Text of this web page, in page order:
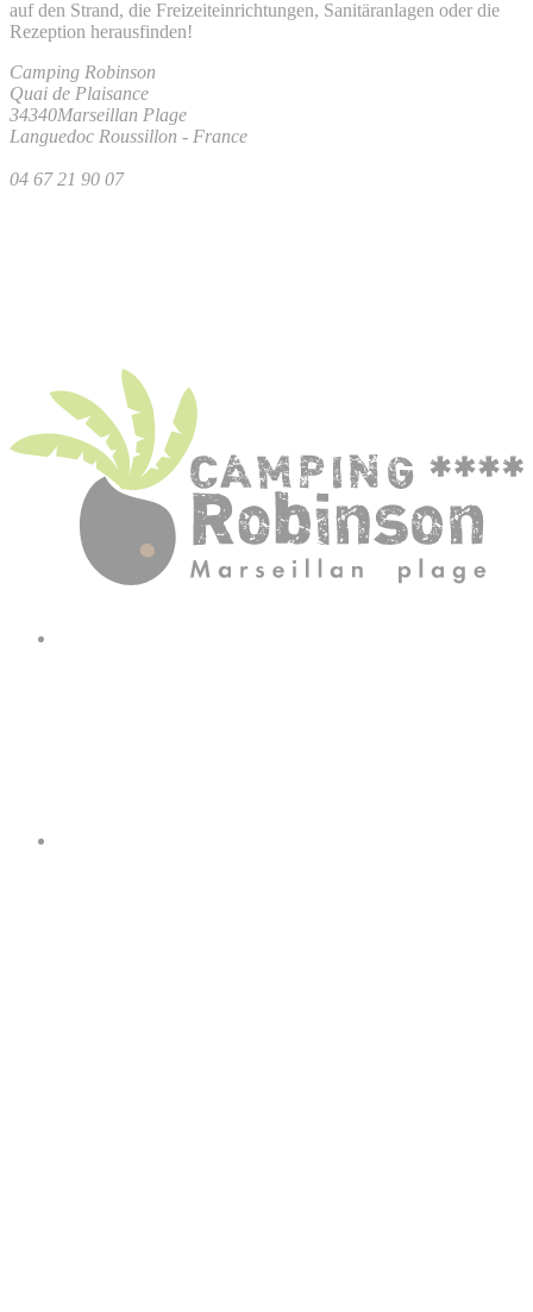
auf den Strand, die Freizeiteinrichtungen, Sanitäranlagen oder die
Rezeption herausfinden!
Camping Robinson
Quai de Plaisance
34340Marseillan Plage
Languedoc Roussillon - France
04 67 21 90 07